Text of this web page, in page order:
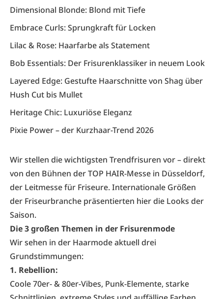
Dimensional Blonde: Blond mit Tiefe
Embrace Curls: Sprungkraft für Locken
Lilac & Rose: Haarfarbe als Statement
Bob Essentials: Der Frisurenklassiker in neuem Look
Layered Edge: Gestufte Haarschnitte von Shag über
Hush Cut bis Mullet
Heritage Chic: Luxuriöse Eleganz
Pixie Power – der Kurzhaar-Trend 2026
Wir stellen die wichtigsten Trendfrisuren vor – direkt
von den Bühnen der TOP HAIR-Messe in Düsseldorf,
der Leitmesse für Friseure. Internationale Größen
der Friseurbranche präsentierten hier die Looks der
Saison.
Die 3 großen Themen in der Frisurenmode
Wir sehen in der Haarmode aktuell drei
Grundstimmungen:
1. Rebellion:
Coole 70er- & 80er-Vibes, Punk-Elemente, starke